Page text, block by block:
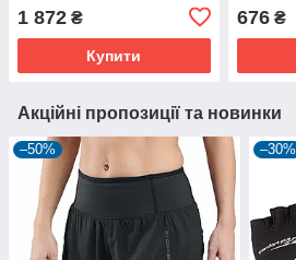
1 872 ₴
Купити
676₴
Акційні пропозиції та новинки
–50% –30%